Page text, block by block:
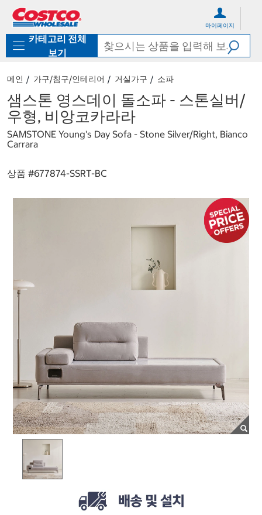
로
기
가
마이페이지
카테고리 전체
보기
메인 가구/침구/인테리어 거실가구 소파
샘스톤 영스데이 돌소파 - 스톤실버/
우형, 비앙코카라라
SAMSTONE Young's Day Sofa - Stone Silver/Right, Bianco
Carrara
상품 #677874-SSRT-BC